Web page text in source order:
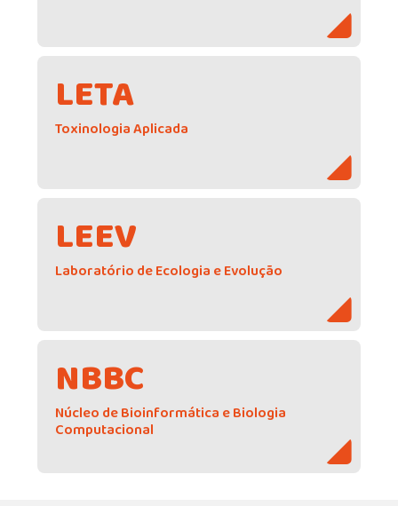
LETA
Toxinologia Aplicada
LEEV
Laboratório de Ecologia e Evolução
NBBC
Núcleo de Bioinformática e Biologia
Computacional